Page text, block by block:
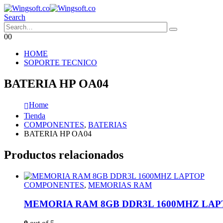
Search
00
HOME
SOPORTE TECNICO
BATERIA HP OA04
Home
Tienda
COMPONENTES, BATERIAS
BATERIA HP OA04
Productos relacionados
COMPONENTES, MEMORIAS RAM
MEMORIA RAM 8GB DDR3L 1600MHZ